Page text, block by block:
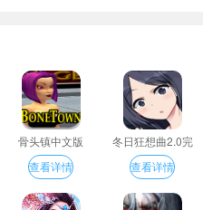
骨头镇中文版
查看详情
冬日狂想曲2.0完
整汉化版
查看详情